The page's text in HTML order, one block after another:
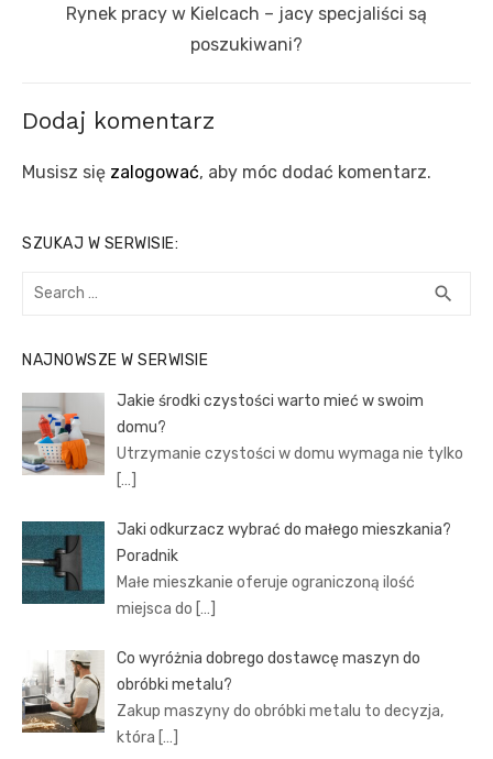
NextRynek pracy w Kielcach – jacy specjaliści są
poszukiwani?
Dodaj komentarz
Musisz się zalogować, aby móc dodać komentarz.
SZUKAJ W SERWISIE:
Search
search
NAJNOWSZE W SERWISIE
Jakie środki czystości warto mieć w swoim
domu?
Utrzymanie czystości w domu wymaga nie tylko
[…]
Jaki odkurzacz wybrać do małego mieszkania?
Poradnik
Małe mieszkanie oferuje ograniczoną ilość
miejsca do […]
Co wyróżnia dobrego dostawcę maszyn do
obróbki metalu?
Zakup maszyny do obróbki metalu to decyzja,
która […]